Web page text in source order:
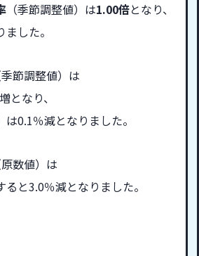
（季節調整値）は1.00倍となり、
した。
節調整値）は
となり、
0.1％減となりました。
数値）は
と3.0％減となりました。